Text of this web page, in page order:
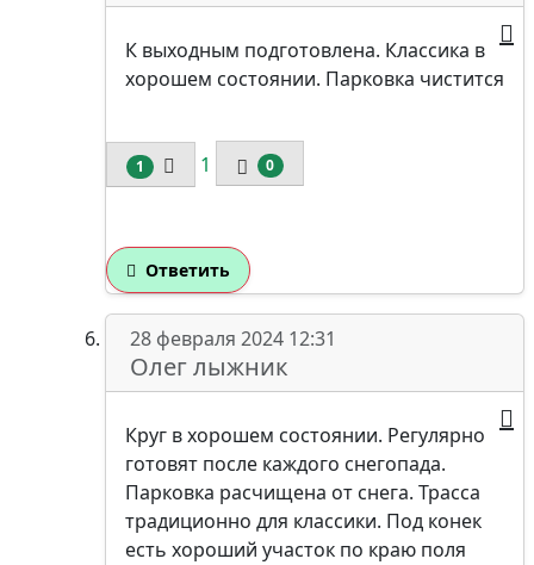
К выходным подготовлена. Классика в
хорошем состоянии. Парковка чистится
1 1 0
Ответить
28 февраля 2024 12:31
Олег лыжник
Круг в хорошем состоянии. Регулярно
готовят после каждого снегопада.
Парковка расчищена от снега. Трасса
традиционно для классики. Под конек
есть хороший участок по краю поля